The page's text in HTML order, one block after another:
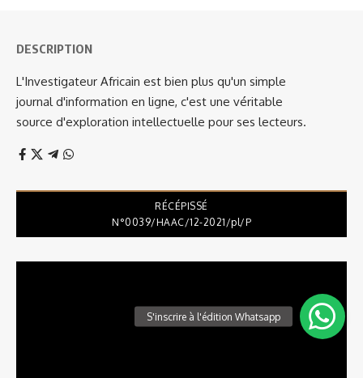
DESCRIPTION
L'Investigateur Africain est bien plus qu'un simple
journal d'information en ligne, c'est une véritable
source d'exploration intellectuelle pour ses lecteurs.
RÉCÉPISSÉ
N°0039/HAAC/12-2021/pl/P